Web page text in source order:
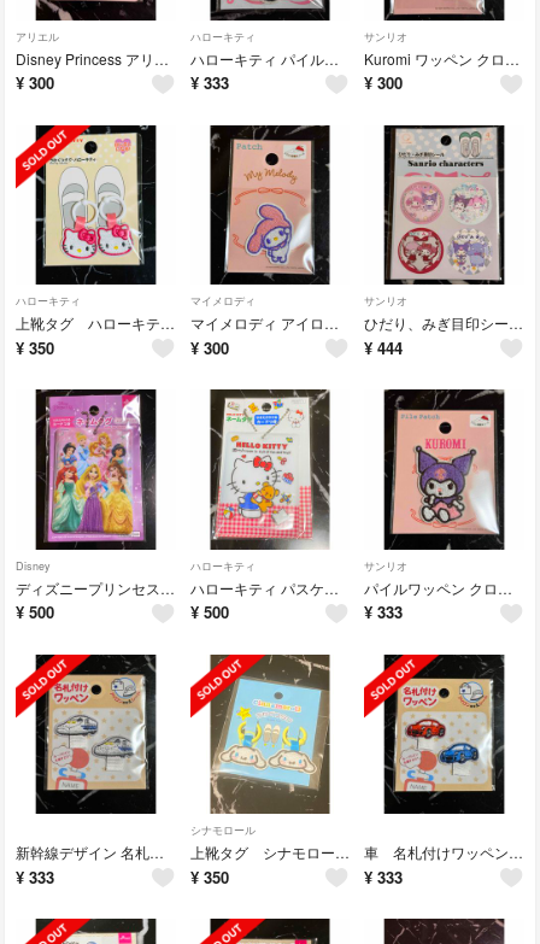
アリエル
Disney Princess アリエル プリンセス ワッペン ディズニー
¥ 300
ハローキティ
ハローキティ パイルワッペン アイロン接着 アップリケ ダイソー DAISO
¥ 333
サンリオ
Kuromi ワッペン クロミ サンリオ セリア アップリケ 刺繍
¥ 300
ハローキティ
上靴タグ ハローキティ サンリオ ダイソー DAISO ワッペン 目印
¥ 350
マイメロディ
マイメロディ アイロン接着可 ワッペン サンリオ ダイソー DAISO セリア
¥ 300
サンリオ
ひだり、みぎ目印シール サンリオ マイメロディ クロミ ダイソー
¥ 444
Disney
ディズニープリンセス パスケース ネームタグ キーホルダー ディズニー
¥ 500
ハローキティ
ハローキティ パスケース ネームタグ キーホルダー サンリオ
¥ 500
サンリオ
パイルワッペン クロミ サンリオ ダイソー DAISO セリア アップリケ 刺繍
¥ 333
新幹線デザイン 名札付けワッペン アップリケ ダイソー DAISO セリア
¥ 333
シナモロール
上靴タグ シナモロール サンリオ ワッペン 目印 ダイソー DAISO
¥ 350
車 名札付けワッペン アップリケ ダイソー DAISO セリア
¥ 333